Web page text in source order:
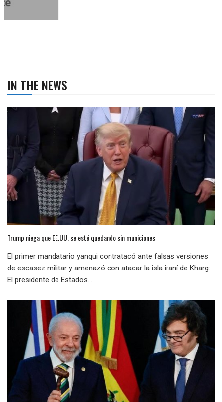
IN THE NEWS
Trump niega que EE.UU. se esté quedando sin municiones
El primer mandatario yanqui contratacó ante falsas versiones
de escasez militar y amenazó con atacar la isla iraní de Kharg:
El presidente de Estados...